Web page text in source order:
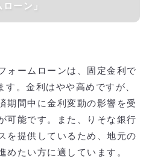
ローン」
ォームローンは、固定金利で
。金利はやや高めですが、
期間中に金利変動の影響を受
可能です。また、りそな銀行
を提供しているため、地元の
めたい方に適しています。